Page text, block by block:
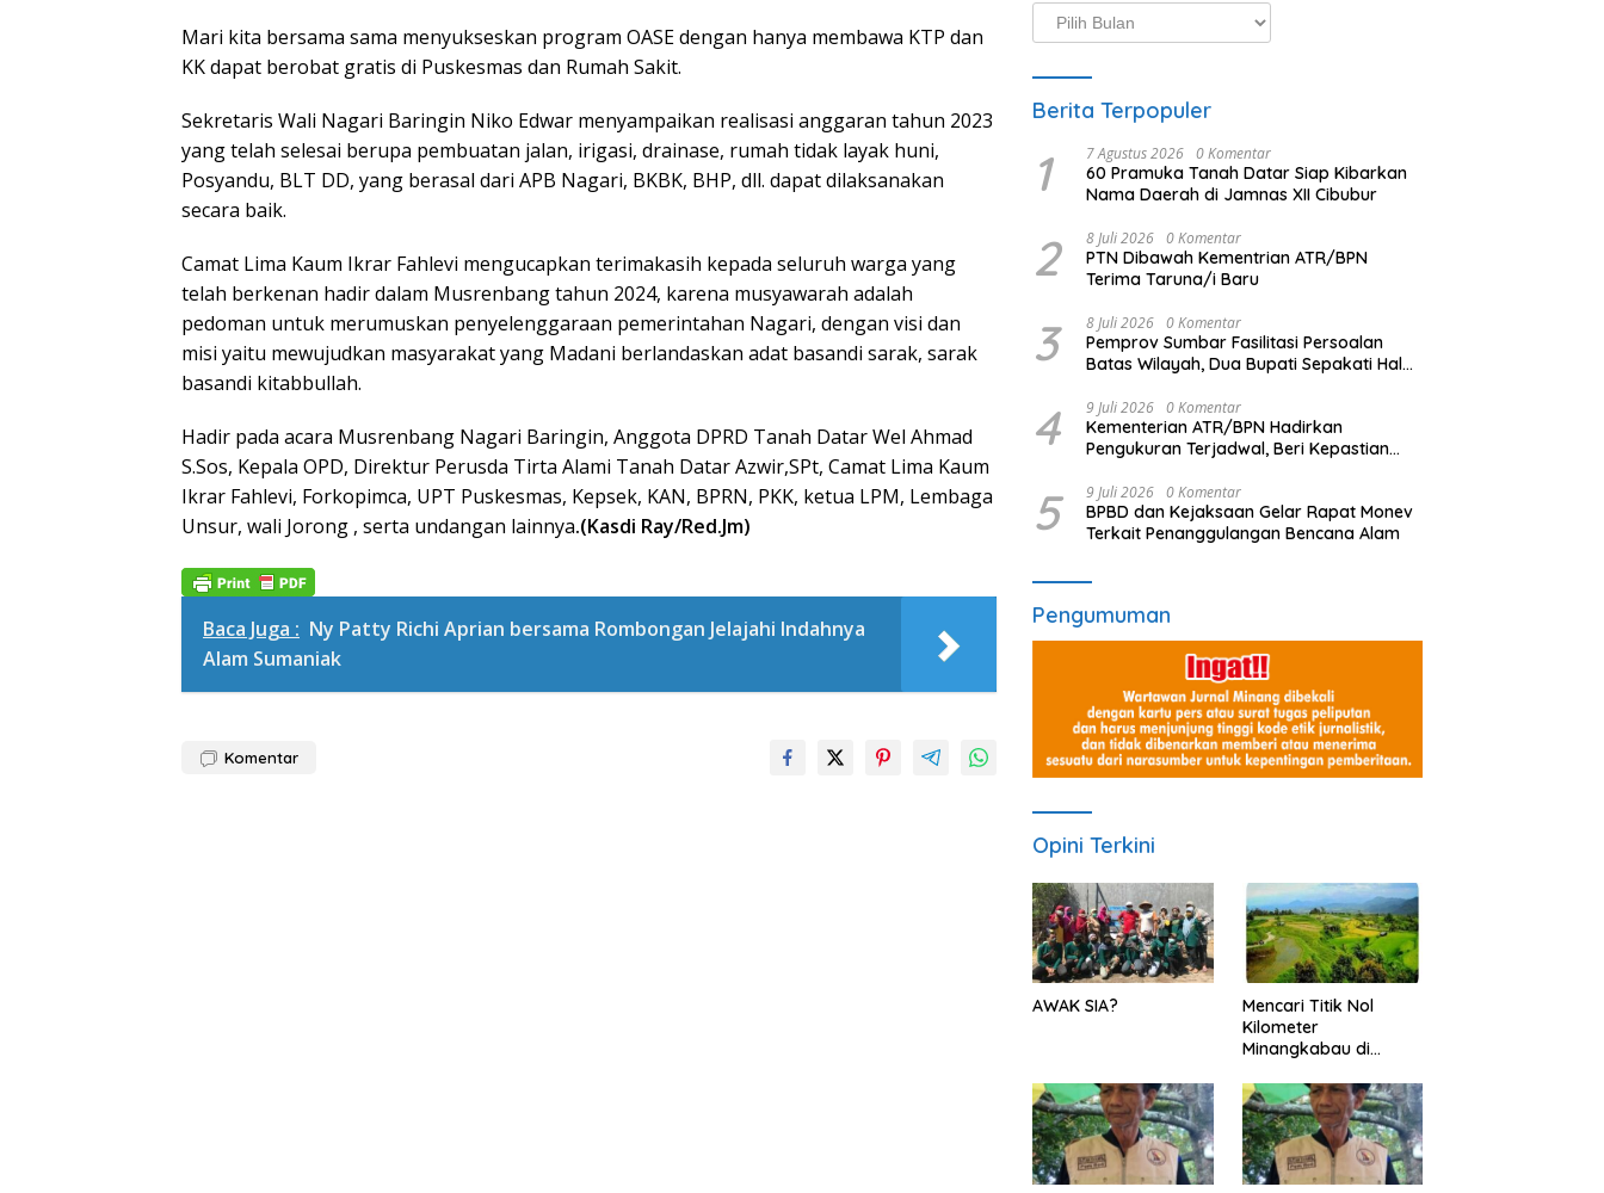
Mari kita bersama sama menyukseskan program OASE dengan hanya membawa KTP dan
KK dapat berobat gratis di Puskesmas dan Rumah Sakit.
Sekretaris Wali Nagari Baringin Niko Edwar menyampaikan realisasi anggaran tahun 2023
yang telah selesai berupa pembuatan jalan, irigasi, drainase, rumah tidak layak huni,
Posyandu, BLT DD, yang berasal dari APB Nagari, BKBK, BHP, dll. dapat dilaksanakan
secara baik.
Camat Lima Kaum Ikrar Fahlevi mengucapkan terimakasih kepada seluruh warga yang
telah berkenan hadir dalam Musrenbang tahun 2024, karena musyawarah adalah
pedoman untuk merumuskan penyelenggaraan pemerintahan Nagari, dengan visi dan
misi yaitu mewujudkan masyarakat yang Madani berlandaskan adat basandi sarak, sarak
basandi kitabbullah.
Hadir pada acara Musrenbang Nagari Baringin, Anggota DPRD Tanah Datar Wel Ahmad
S.Sos, Kepala OPD, Direktur Perusda Tirta Alami Tanah Datar Azwir,SPt, Camat Lima Kaum
Ikrar Fahlevi, Forkopimca, UPT Puskesmas, Kepsek, KAN, BPRN, PKK, ketua LPM, Lembaga
Unsur, wali Jorong , serta undangan lainnya.(Kasdi Ray/Red.Jm)
Baca Juga : Ny Patty Richi Aprian bersama Rombongan Jelajahi Indahnya
Alam Sumaniak
Komentar
Arsip
Berita
Berita Terpopuler
1 7 Agustus 2026 0 Komentar
60 Pramuka Tanah Datar Siap Kibarkan
Nama Daerah di Jamnas XII Cibubur
2 8 Juli 2026 0 Komentar
PTN Dibawah Kementrian ATR/BPN
Terima Taruna/i Baru
3 8 Juli 2026 0 Komentar
Pemprov Sumbar Fasilitasi Persoalan
Batas Wilayah, Dua Bupati Sepakati Hal
4 9 Juli 2026 0 Komentar
Kementerian ATR/BPN Hadirkan
Pengukuran Terjadwal, Beri Kepastian
5 9 Juli 2026 0 Komentar
BPBD dan Kejaksaan Gelar Rapat Monev
Terkait Penanggulangan Bencana Alam
Pengumuman
Opini Terkini
AWAK SIA?
Mencari Titik Nol
Kilometer
Minangkabau di
Dimanakah Lokasi
nya?